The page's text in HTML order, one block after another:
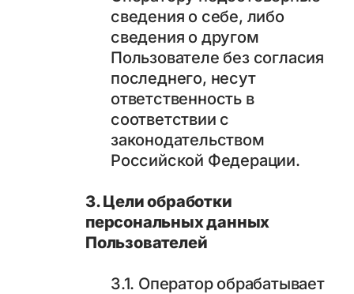
сведения о себе, либо
сведения о другом
Пользователе без согласия
последнего, несут
ответственность в
соответствии с
законодательством
Российской Федерации.
3. Цели обработки
персональных данных
Пользователей
3.1. Оператор обрабатывает